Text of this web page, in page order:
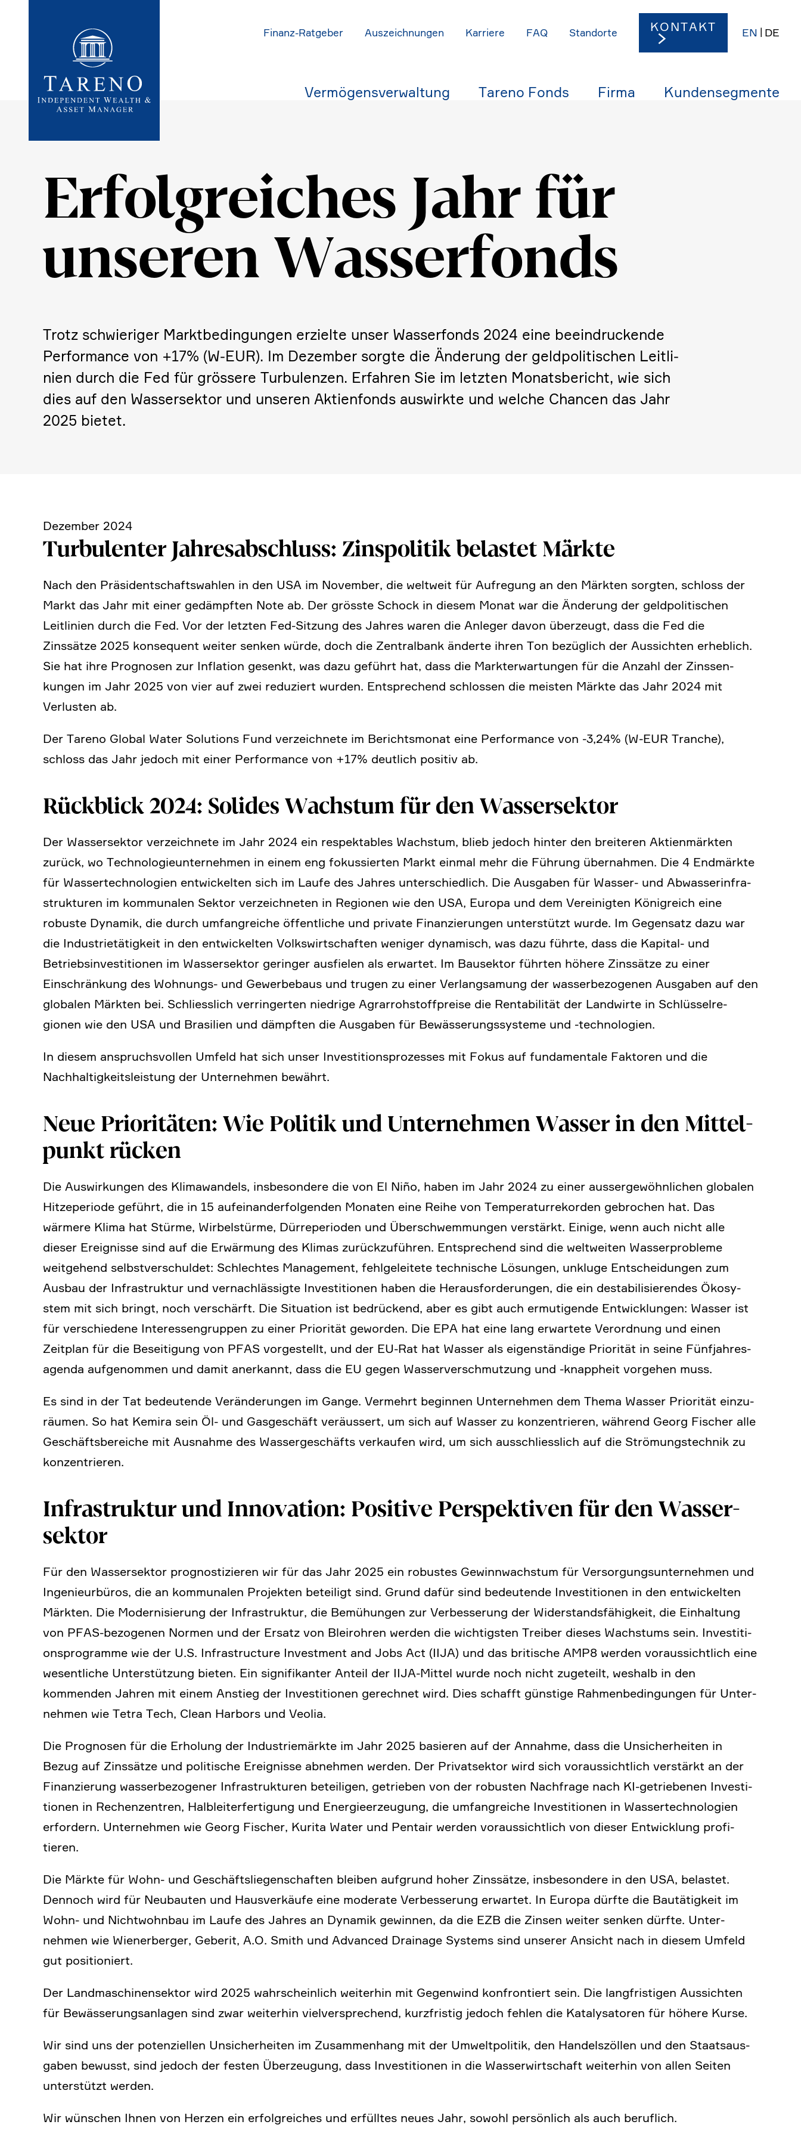
Vermö­gens­ver­wal­tung Tareno Fonds Firma Kunden­seg­mente
Finanz-Ratgeber Auszeich­nungen Karriere FAQ Stand­orte KONTAKT EN DE
Erfolg­rei­ches Jahr für
unseren Wasser­fonds
Trotz schwie­riger Markt­be­din­gungen erzielte unser Wasser­fonds 2024 eine beein­druckende
Perfor­mance von +17% (W‑EUR). Im Dezember sorgte die Änderung der geldpo­li­ti­schen Leitli­
nien durch die Fed für grössere Turbu­lenzen. Erfahren Sie im letzten Monats­be­richt, wie sich
dies auf den Wasser­sektor und unseren Aktien­fonds auswirkte und welche Chancen das Jahr
2025 bietet.
Dezember 2024
Turbu­lenter Jahres­ab­schluss: Zinspo­litik belastet Märkte
Nach den Präsi­dent­schafts­wahlen in den USA im November, die weltweit für Aufre­gung an den Märkten sorgten, schloss der
Markt das Jahr mit einer gedämpften Note ab. Der grösste Schock in diesem Monat war die Änderung der geldpo­li­ti­schen
Leitli­nien durch die Fed. Vor der letzten Fed-Sitzung des Jahres waren die Anleger davon überzeugt, dass die Fed die
Zinssätze 2025 konse­quent weiter senken würde, doch die Zentral­bank änderte ihren Ton bezüg­lich der Aussichten erheb­lich.
Sie hat ihre Prognosen zur Infla­tion gesenkt, was dazu geführt hat, dass die Markt­er­war­tungen für die Anzahl der Zinssen­
kungen im Jahr 2025 von vier auf zwei reduziert wurden. Entspre­chend schlossen die meisten Märkte das Jahr 2024 mit
Verlu­sten ab.
Der Tareno Global Water Solutions Fund verzeich­nete im Berichts­monat eine Perfor­mance von ‑3,24% (W‑EUR Tranche),
schloss das Jahr jedoch mit einer Perfor­mance von +17% deutlich positiv ab.
Rückblick 2024: Solides Wachstum für den Wasser­sektor
Der Wasser­sektor verzeich­nete im Jahr 2024 ein respek­ta­bles Wachstum, blieb jedoch hinter den breiteren Aktien­märkten
zurück, wo Techno­lo­gie­un­ter­nehmen in einem eng fokus­sierten Markt einmal mehr die Führung übernahmen. Die 4 Endmärkte
für Wasser­tech­no­lo­gien entwickelten sich im Laufe des Jahres unter­schied­lich. Die Ausgaben für Wasser- und Abwas­ser­in­fra­
struk­turen im kommu­nalen Sektor verzeich­neten in Regionen wie den USA, Europa und dem Verei­nigten König­reich eine
robuste Dynamik, die durch umfang­reiche öffent­liche und private Finan­zie­rungen unter­stützt wurde. Im Gegen­satz dazu war
die Industrie­tä­tig­keit in den entwickelten Volks­wirt­schaften weniger dynamisch, was dazu führte, dass die Kapital- und
Betriebs­in­ve­sti­tionen im Wasser­sektor geringer ausfielen als erwartet. Im Bausektor führten höhere Zinssätze zu einer
Einschrän­kung des Wohnungs- und Gewer­be­baus und trugen zu einer Verlang­sa­mung der wasser­be­zo­genen Ausgaben auf den
globalen Märkten bei. Schliess­lich verrin­gerten niedrige Agrar­roh­stoff­preise die Renta­bi­lität der Landwirte in Schlüs­sel­re­
gionen wie den USA und Brasi­lien und dämpften die Ausgaben für Bewäs­se­rungs­sy­steme und ‑techno­lo­gien.
In diesem anspruchs­vollen Umfeld hat sich unser Investi­ti­ons­pro­zesses mit Fokus auf funda­men­tale Faktoren und die
Nachhal­tig­keits­lei­stung der Unter­nehmen bewährt.
Neue Priori­täten: Wie Politik und Unter­nehmen Wasser in den Mittel­
punkt rücken
Die Auswir­kungen des Klima­wan­dels, insbe­son­dere die von El Niño, haben im Jahr 2024 zu einer ausser­ge­wöhn­li­chen globalen
Hitze­pe­riode geführt, die in 15 aufein­an­der­fol­genden Monaten eine Reihe von Tempe­ra­tur­re­korden gebro­chen hat. Das
wärmere Klima hat Stürme, Wirbel­stürme, Dürre­pe­ri­oden und Überschwem­mungen verstärkt. Einige, wenn auch nicht alle
dieser Ereig­nisse sind auf die Erwär­mung des Klimas zurück­zu­führen. Entspre­chend sind die weltweiten Wasser­pro­bleme
weitge­hend selbst­ver­schuldet: Schlechtes Manage­ment, fehlge­lei­tete techni­sche Lösungen, unkluge Entschei­dungen zum
Ausbau der Infra­struktur und vernach­läs­sigte Investi­tionen haben die Heraus­for­de­rungen, die ein desta­bi­li­sie­rendes Ökosy­
stem mit sich bringt, noch verschärft. Die Situa­tion ist bedrückend, aber es gibt auch ermuti­gende Entwick­lungen: Wasser ist
für verschie­dene Inter­es­sen­gruppen zu einer Priorität geworden. Die EPA hat eine lang erwar­tete Verord­nung und einen
Zeitplan für die Besei­ti­gung von PFAS vorge­stellt, und der EU-Rat hat Wasser als eigen­stän­dige Priorität in seine Fünfjah­res­
agenda aufge­nommen und damit anerkannt, dass die EU gegen Wasser­ver­schmut­zung und ‑knapp­heit vorgehen muss.
Es sind in der Tat bedeu­tende Verän­de­rungen im Gange. Vermehrt beginnen Unter­nehmen dem Thema Wasser Priorität einzu­
räumen. So hat Kemira sein Öl- und Gasge­schäft veräus­sert, um sich auf Wasser zu konzen­trieren, während Georg Fischer alle
Geschäfts­be­reiche mit Ausnahme des Wasser­ge­schäfts verkaufen wird, um sich ausschliess­lich auf die Strömungs­technik zu
konzen­trieren.
Infra­struktur und Innova­tion: Positive Perspek­tiven für den Wasser­
sektor
Für den Wasser­sektor progno­sti­zieren wir für das Jahr 2025 ein robustes Gewinn­wachstum für Versor­gungs­un­ter­nehmen und
Ingenieur­büros, die an kommu­nalen Projekten betei­ligt sind. Grund dafür sind bedeu­tende Investi­tionen in den entwickelten
Märkten. Die Moder­ni­sie­rung der Infra­struktur, die Bemühungen zur Verbes­se­rung der Wider­stands­fä­hig­keit, die Einhal­tung
von PFAS-bezogenen Normen und der Ersatz von Bleirohren werden die wichtig­sten Treiber dieses Wachs­tums sein. Investi­ti­
ons­pro­gramme wie der U.S. Infras­truc­ture Invest­ment and Jobs Act (IIJA) und das briti­sche AMP8 werden voraus­sicht­lich eine
wesent­liche Unter­stüt­zung bieten. Ein signi­fi­kanter Anteil der IIJA-Mittel wurde noch nicht zugeteilt, weshalb in den
kommenden Jahren mit einem Anstieg der Investi­tionen gerechnet wird. Dies schafft günstige Rahmen­be­din­gungen für Unter­
nehmen wie Tetra Tech, Clean Harbors und Veolia.
Die Prognosen für die Erholung der Industrie­märkte im Jahr 2025 basieren auf der Annahme, dass die Unsicher­heiten in
Bezug auf Zinssätze und politi­sche Ereig­nisse abnehmen werden. Der Privat­sektor wird sich voraus­sicht­lich verstärkt an der
Finan­zie­rung wasser­be­zo­gener Infra­struk­turen betei­ligen, getrieben von der robusten Nachfrage nach KI-getrie­benen Investi­
tionen in Rechen­zen­tren, Halblei­ter­fer­ti­gung und Energie­er­zeu­gung, die umfang­reiche Investi­tionen in Wasser­tech­no­lo­gien
erfor­dern. Unter­nehmen wie Georg Fischer, Kurita Water und Pentair werden voraus­sicht­lich von dieser Entwick­lung profi­
tieren.
Die Märkte für Wohn- und Geschäfts­lie­gen­schaften bleiben aufgrund hoher Zinssätze, insbe­son­dere in den USA, belastet.
Dennoch wird für Neubauten und Hausver­käufe eine moderate Verbes­se­rung erwartet. In Europa dürfte die Bautä­tig­keit im
Wohn- und Nicht­wohnbau im Laufe des Jahres an Dynamik gewinnen, da die EZB die Zinsen weiter senken dürfte. Unter­
nehmen wie Wiener­berger, Geberit, A.O. Smith und Advanced Drainage Systems sind unserer Ansicht nach in diesem Umfeld
gut positio­niert.
Der Landma­schi­nen­sektor wird 2025 wahrschein­lich weiterhin mit Gegen­wind konfron­tiert sein. Die langfri­stigen Aussichten
für Bewäs­se­rungs­an­lagen sind zwar weiterhin vielver­spre­chend, kurzfri­stig jedoch fehlen die Kataly­sa­toren für höhere Kurse.
Wir sind uns der poten­zi­ellen Unsicher­heiten im Zusam­men­hang mit der Umwelt­po­litik, den Handels­zöllen und den Staats­aus­
gaben bewusst, sind jedoch der festen Überzeu­gung, dass Investi­tionen in die Wasser­wirt­schaft weiterhin von allen Seiten
unter­stützt werden.
Wir wünschen Ihnen von Herzen ein erfolg­rei­ches und erfülltes neues Jahr, sowohl persön­lich als auch beruf­lich.